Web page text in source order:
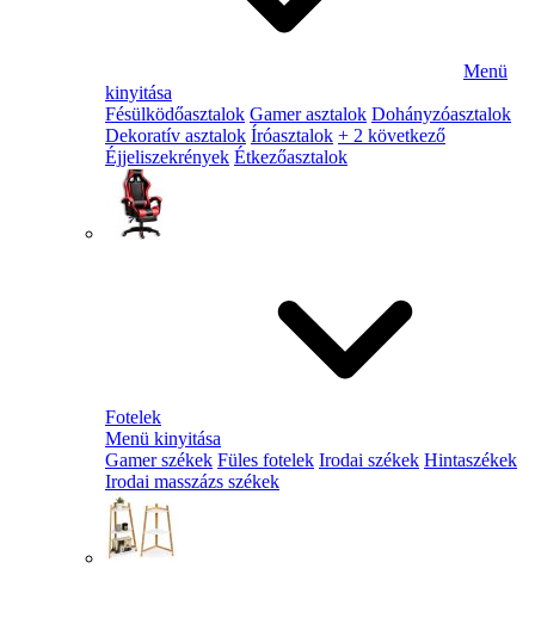
Menü
kinyitása
Fésülködőasztalok Gamer asztalok Dohányzóasztalok
Dekoratív asztalok Íróasztalok + 2 következő
Éjjeliszekrények Étkezőasztalok
Fotelek
Menü kinyitása
Gamer székek Füles fotelek Irodai székek Hintaszékek
Irodai masszázs székek